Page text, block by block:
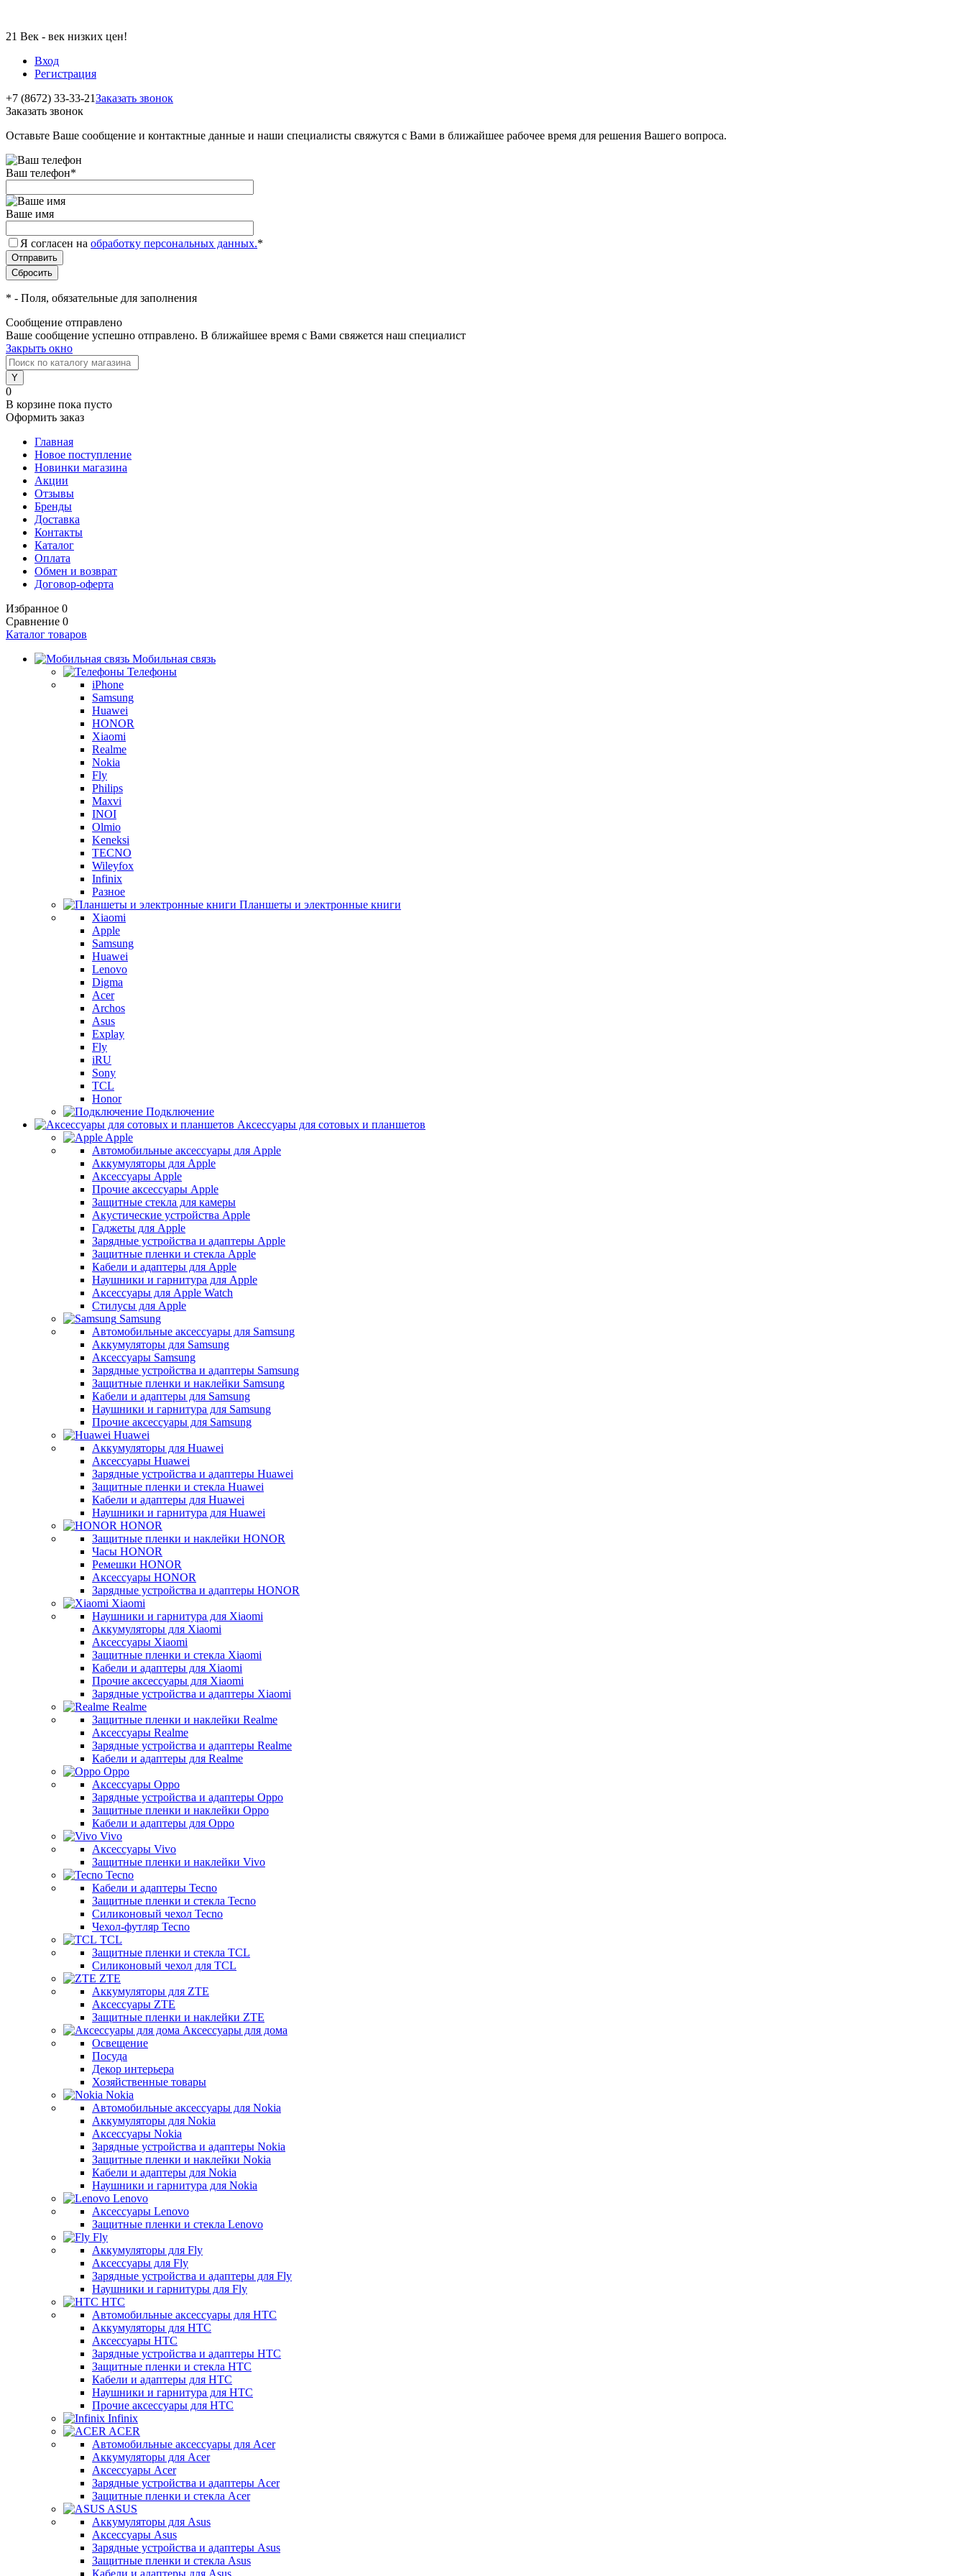
21 Век - век низких цен!
Вход
Регистрация
+7 (8672) 33-33-21Заказать звонок
Заказать звонок
Оставьте Ваше сообщение и контактные данные и наши специалисты свяжутся с Вами в ближайшее рабочее время для решения Вашего вопроса.
Ваш телефон*
Ваше имя
Я согласен на обработку персональных данных.*
* - Поля, обязательные для заполнения
Сообщение отправлено
Ваше сообщение успешно отправлено. В ближайшее время с Вами свяжется наш специалист
Закрыть окно
0
В корзине пока пусто
Оформить заказ
Главная
Новое поступление
Новинки магазина
Акции
Отзывы
Бренды
Доставка
Контакты
Каталог
Оплата
Обмен и возврат
Договор-оферта
Избранное 0
Сравнение 0
Каталог товаров
Мобильная связь
Телефоны
iPhone
Samsung
Huawei
HONOR
Xiaomi
Realme
Nokia
Fly
Philips
Maxvi
INOI
Olmio
Keneksi
TECNO
Wileyfox
Infinix
Разное
Планшеты и электронные книги
Xiaomi
Apple
Samsung
Huawei
Lenovo
Digma
Acer
Archos
Asus
Explay
Fly
iRU
Sony
TCL
Honor
Подключение
Аксессуары для сотовых и планшетов
Apple
Автомобильные аксессуары для Apple
Аккумуляторы для Apple
Аксессуары Apple
Прочие аксессуары Apple
Защитные стекла для камеры
Акустические устройства Apple
Гаджеты для Apple
Зарядные устройства и адаптеры Apple
Защитные пленки и стекла Apple
Кабели и адаптеры для Apple
Наушники и гарнитура для Apple
Аксессуары для Apple Watch
Стилусы для Apple
Samsung
Автомобильные аксессуары для Samsung
Аккумуляторы для Samsung
Аксессуары Samsung
Зарядные устройства и адаптеры Samsung
Защитные пленки и наклейки Samsung
Кабели и адаптеры для Samsung
Наушники и гарнитура для Samsung
Прочие аксессуары для Samsung
Huawei
Аккумуляторы для Huawei
Аксессуары Huawei
Зарядные устройства и адаптеры Huawei
Защитные пленки и стекла Huawei
Кабели и адаптеры для Huawei
Наушники и гарнитура для Huawei
HONOR
Защитные пленки и наклейки HONOR
Часы HONOR
Ремешки HONOR
Аксессуары HONOR
Зарядные устройства и адаптеры HONOR
Xiaomi
Наушники и гарнитура для Xiaomi
Аккумуляторы для Xiaomi
Аксессуары Xiaomi
Защитные пленки и стекла Xiaomi
Кабели и адаптеры для Xiaomi
Прочие аксессуары для Xiaomi
Зарядные устройства и адаптеры Xiaomi
Realme
Защитные пленки и наклейки Realme
Аксессуары Realme
Зарядные устройства и адаптеры Realme
Кабели и адаптеры для Realme
Oppo
Аксессуары Oppo
Зарядные устройства и адаптеры Oppo
Защитные пленки и наклейки Oppo
Кабели и адаптеры для Oppo
Vivo
Аксессуары Vivo
Защитные пленки и наклейки Vivo
Tecno
Кабели и адаптеры Tecno
Защитные пленки и стекла Tecno
Силиконовый чехол Tecno
Чехол-футляр Tecno
TCL
Защитные пленки и стекла TCL
Силиконовый чехол для TCL
ZTE
Аккумуляторы для ZTE
Аксессуары ZTE
Защитные пленки и наклейки ZTE
Аксессуары для дома
Освещение
Посуда
Декор интерьера
Хозяйственные товары
Nokia
Автомобильные аксессуары для Nokia
Аккумуляторы для Nokia
Аксессуары Nokia
Зарядные устройства и адаптеры Nokia
Защитные пленки и наклейки Nokia
Кабели и адаптеры для Nokia
Наушники и гарнитура для Nokia
Lenovo
Аксессуары Lenovo
Защитные пленки и стекла Lenovo
Fly
Аккумуляторы для Fly
Аксессуары для Fly
Зарядные устройства и адаптеры для Fly
Наушники и гарнитуры для Fly
HTC
Автомобильные аксессуары для HTC
Аккумуляторы для HTC
Аксессуары HTC
Зарядные устройства и адаптеры HTC
Защитные пленки и стекла HTC
Кабели и адаптеры для HTC
Наушники и гарнитура для HTC
Прочие аксессуары для HTC
Infinix
ACER
Автомобильные аксессуары для Acer
Аккумуляторы для Acer
Аксессуары Acer
Зарядные устройства и адаптеры Acer
Защитные пленки и стекла Acer
ASUS
Аккумуляторы для Asus
Аксессуары Asus
Зарядные устройства и адаптеры Asus
Защитные пленки и стекла Asus
Кабели и адаптеры для Asus